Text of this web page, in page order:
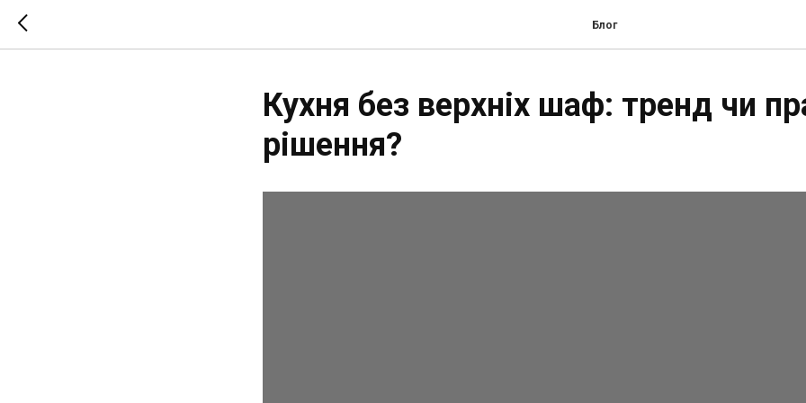
Блог
Кухня без верхніх шаф: тренд чи
рішення?